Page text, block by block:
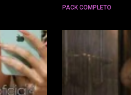
PACK COMPLETO